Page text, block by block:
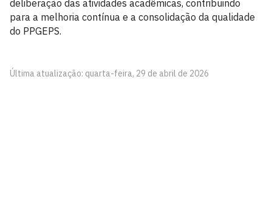
deliberação das atividades acadêmicas, contribuindo
para a melhoria contínua e a consolidação da qualidade
do PPGEPS.
Última atualização: quarta-feira, 29 de abril de 2026